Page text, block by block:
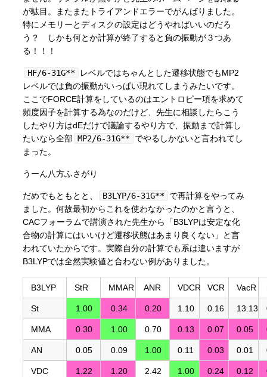
が駄目。またまたトライアンドエラーでがんばりました。
特にメモリーとディスクの設定はどうやればいいのだろ
う？ しかも何とか計算が終了すると負の振動が３つあ
る！！！
HF/6-31G**
レベルではちゃんとした遷移状態でもMP2
レベルでは負の振動がいっぱい現れてしまうみたいです。
ここでFORCE計算をしているのはエントロピー項を求めて
頻度因子を計算する為なのだけど、先生に相談したらこう
したやり方はdEだけで議論するやり方で、振動まで計算し
たいなら全部 MP2/6-31G** でやるしかないと言われてし
まった。
うーん八方ふさがり
だめでもともとと、 B3LYP/6-31G** で再計算をやってみ
ました。何故最初からこれを使わなかったのかと言うと、
CACフォーラムで講演された先生から「B3LYPは安定な化
合物の計算にはいいけど遷移状態はあまり良くない」と言
われていたからです。実際自分の計算でも系は違いますが
B3LYPでは全然実験値と合わない例がありました。
B3LYP StR MMAR ANR VDCR VCR VacR
St 1.00 0.34 0.20 1.10 0.16 13.13
MMA 0.30 1.00 0.70 0.13 0.07 0.05
AN 0.05 0.09 1.00 0.11 0.03 0.01
VDC 1.22 1.20 2.42 1.00 0.24 0.12